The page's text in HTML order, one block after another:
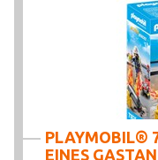
PLAYMOBIL®
EINES